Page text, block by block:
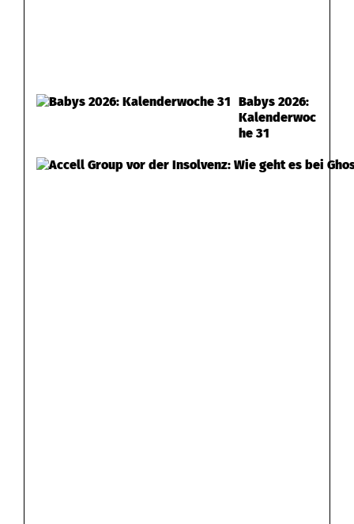
Babys 2026:
Kalenderwoc
he 31